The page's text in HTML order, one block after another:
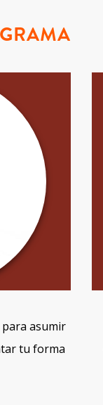
asumir
tu forma